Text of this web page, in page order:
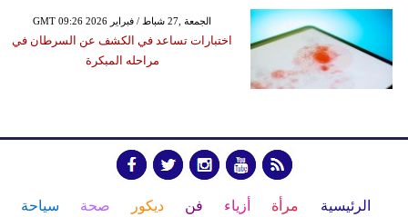
GMT 09:26 2026 الجمعة ,27 شباط / فبراير
اختبارات تساعد في الكشف عن السرطان في
مراحله المبكرة
الرئيسية مرأة أزياء فن ديكور صحة سياحة